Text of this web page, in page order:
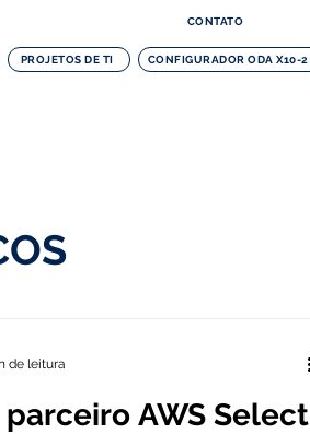
CONTATO
PROJETOS DE TI CONFIGURADOR ODA X10-2
AWS Select
de leitura